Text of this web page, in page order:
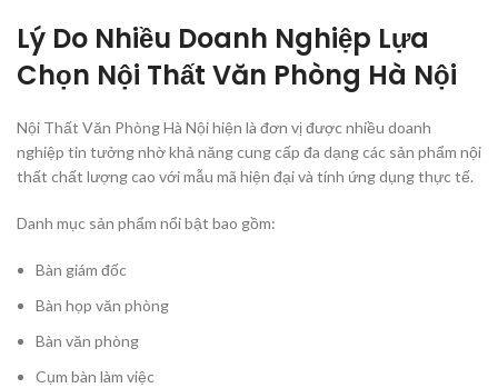
Lý Do Nhiều Doanh Nghiệp Lựa
Chọn Nội Thất Văn Phòng Hà Nội
Nội Thất Văn Phòng Hà Nội hiện là đơn vị được nhiều doanh
nghiệp tin tưởng nhờ khả năng cung cấp đa dạng các sản phẩm nội
thất chất lượng cao với mẫu mã hiện đại và tính ứng dụng thực tế.
Danh mục sản phẩm nổi bật bao gồm:
Bàn giám đốc
Bàn họp văn phòng
Bàn văn phòng
Cụm bàn làm việc